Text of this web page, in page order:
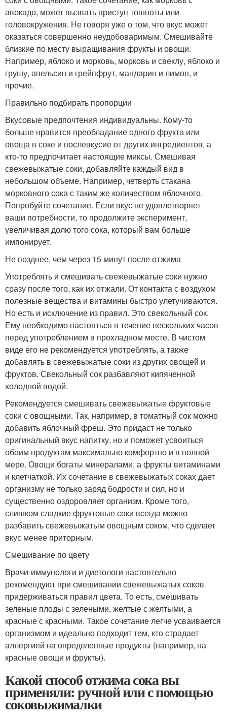
авокадо, может вызвать приступ тошноты или
головокружения. Не говоря уже о том, что вкус может
оказаться совершенно неудобоваримым. Смешивайте
близкие по месту выращивания фрукты и овощи.
Например, яблоко и морковь, морковь и свеклу, яблоко и
грушу, апельсин и грейпфрут, мандарин и лимон, и
прочие.
Правильно подбирать пропорции
Вкусовые предпочтения индивидуальны. Кому-то
больше нравится преобладание одного фрукта или
овоща в соке и послевкусие от других ингредиентов, а
кто-то предпочитает настоящие миксы. Смешивая
свежевыжатые соки, добавляйте каждый вид в
небольшом объеме. Например, четверть стакана
морковного сока с таким же количеством яблочного.
Попробуйте сочетание. Если вкус не удовлетворяет
ваши потребности, то продолжите эксперимент,
увеличивая долю того сока, который вам больше
импонирует.
Не позднее, чем через 15 минут после отжима
Употреблять и смешивать свежевыжатые соки нужно
сразу после того, как их отжали. От контакта с воздухом
полезные вещества и витамины быстро улетучиваются.
Но есть и исключение из правил. Это свекольный сок.
Ему необходимо настояться в течение нескольких часов
перед употреблением в прохладном месте. В чистом
виде его не рекомендуется употреблять, а также
добавлять в свежевыжатые соки из других овощей и
фруктов. Свекольный сок разбавляют кипяченной
холодной водой.
Рекомендуется смешивать свежевыжатые фруктовые
соки с овощными. Так, например, в томатный сок можно
добавить яблочный фреш. Это придаст не только
оригинальный вкус напитку, но и поможет усвоиться
обоим продуктам максимально комфортно и в полной
мере. Овощи богаты минералами, а фрукты витаминами
и клетчаткой. Их сочетание в свежевыжатых соках дает
организму не только заряд бодрости и сил, но и
существенно оздоровляет организм. Кроме того,
слишком сладкие фруктовые соки всегда можно
разбавить свежевыжатым овощным соком, что сделает
вкус менее приторным.
Смешивание по цвету
Врачи-иммунологи и диетологи настоятельно
рекомендуют при смешивании свежевыжатых соков
придерживаться правил цвета. То есть, смешивать
зеленые плоды с зелеными, желтые с желтыми, а
красные с красными. Такое сочетание легче усваивается
организмом и идеально подходит тем, кто страдает
аллергией на определенные продукты (например, на
красные овощи и фрукты).
Какой способ отжима сока вы
применяли: ручной или с помощью
соковыжималки